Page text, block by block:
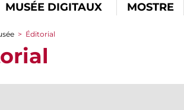
MUSÉE DIGITAUX MOSTRE
here
> Éditorial